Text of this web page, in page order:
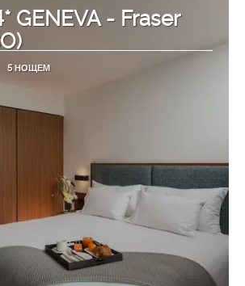
GENEVA - Fraser
5 НОЩЕМ